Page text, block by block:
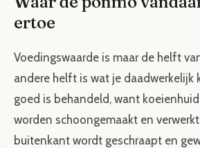
ertoe
Voedingswaarde is maar de helft
andere helft is wat je
goed is behandeld, want
worden schoongemaakt en
buitenkant wordt geschraapt en